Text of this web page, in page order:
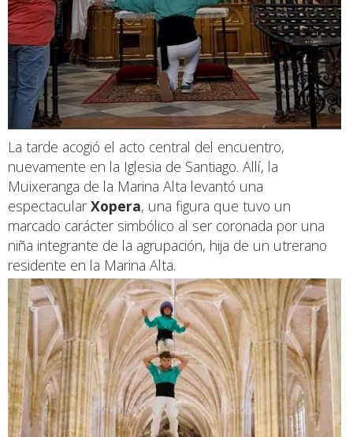
La tarde acogió el acto central del encuentro,
nuevamente en la Iglesia de Santiago. Allí, la
Muixeranga de la Marina Alta levantó una
espectacular Xopera, una figura que tuvo un
marcado carácter simbólico al ser coronada por una
niña integrante de la agrupación, hija de un utrerano
residente en la Marina Alta.